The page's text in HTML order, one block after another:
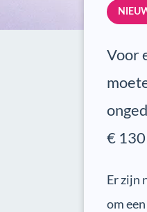
Voor
€
Er zijn
om